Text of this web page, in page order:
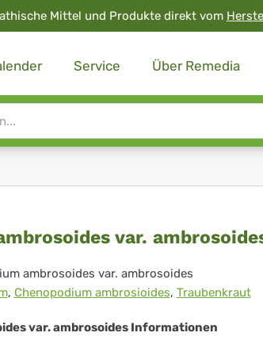
Mittel und Produkte direkt vom
Service Über Remedia
var.
ambrosoides var. ambrosoides
, Chenopodium ambrosioides, Traubenkraut
var. ambrosoides Informationen